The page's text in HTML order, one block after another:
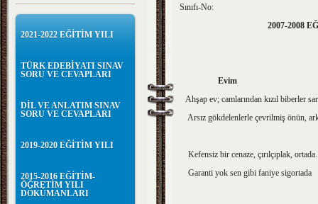
2021-2022 EĞİTİM YILI
TÜRK EDEBİYATI SINAV
SORU VE CEVAPLARI
DİL VE ANLATIM SINAV
SORU VE CEVAPLARI
2019-2020 EĞİTİM YILI
2015-2016 EĞİTİM-
ÖĞRETİM YILI
DÖKÜMANLARI
Sınıfı-No:
2007-2008
Evim
Ahşap ev; camlarından kızıl biberler
Arsız gökdelenlerle çevrilmiş önün,
Kefensiz bir cenaze, çırılçıplak,
Garanti yok sen gibi faniye sigortada